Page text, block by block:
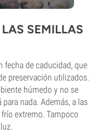
SEMILLAS
fecha de caducidad, que
preservación utilizados.
húmedo y no se
nada. Además, a las
extremo. Tampoco